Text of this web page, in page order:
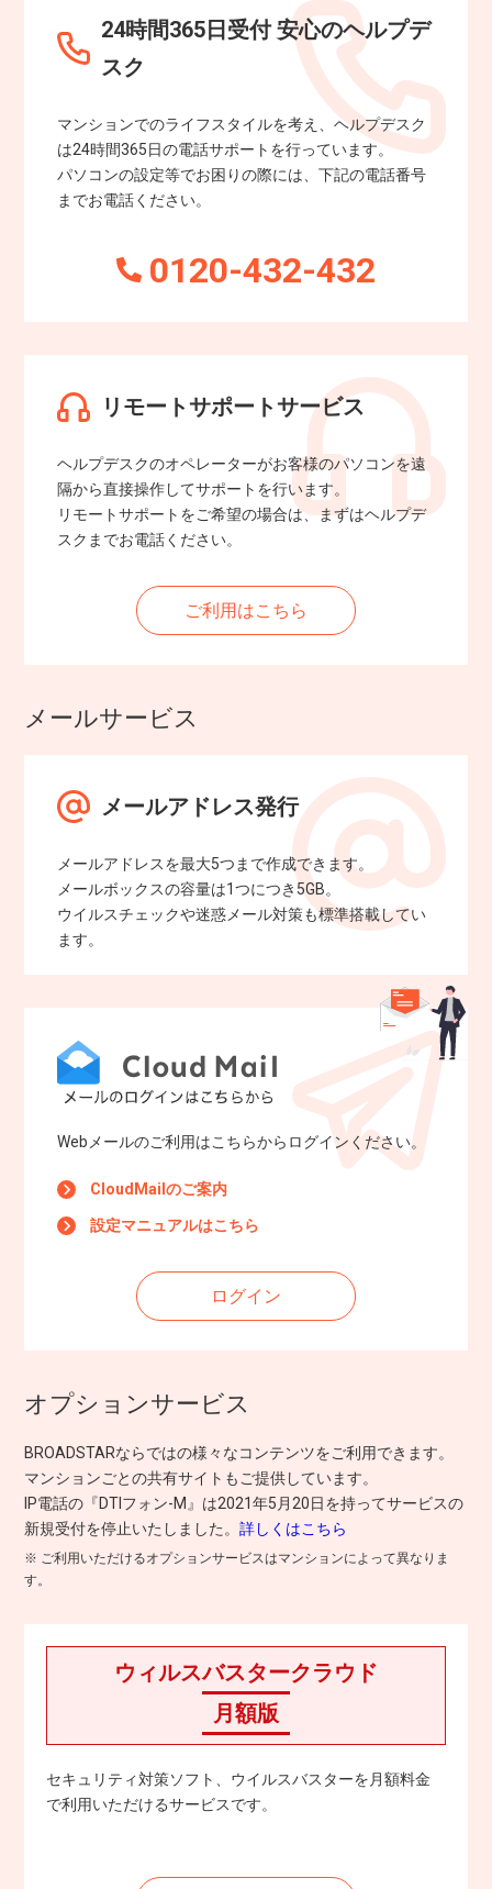
24時間365⽇受付 安⼼のヘルプデ
スク
マンションでのライフスタイルを考え、ヘルプデスク
は24時間365⽇の電話サポートを⾏っています。
パソコンの設定等でお困りの際には、下記の電話番号
までお電話ください。
0120-432-432
リモートサポートサービス
ヘルプデスクのオペレーターがお客様のパソコンを遠
隔から直接操作してサポートを行います。
リモートサポートをご希望の場合は、まずはヘルプデ
スクまでお電話ください。
ご利用はこちら
メールサービス
メールアドレス発行
メールアドレスを最大5つまで作成できます。
メールボックスの容量は1つにつき5GB。
ウイルスチェックや迷惑メール対策も標準搭載してい
ます。
Webメールのご利用はこちらからログインください。
CloudMailのご案内
設定マニュアルはこちら
ログイン
オプションサービス
BROADSTARならではの様々なコンテンツをご利用できます。
マンションごとの共有サイトもご提供しています。
IP電話の『DTIフォン-M』は2021年5月20日を持ってサービスの
新規受付を停止いたしました。詳しくはこちら
※ ご利用いただけるオプションサービスはマンションによって異なりま
す。
ウィルスバスタークラウド
月額版
セキュリティ対策ソフト、ウイルスバスターを月額料金
で利用いただけるサービスです。